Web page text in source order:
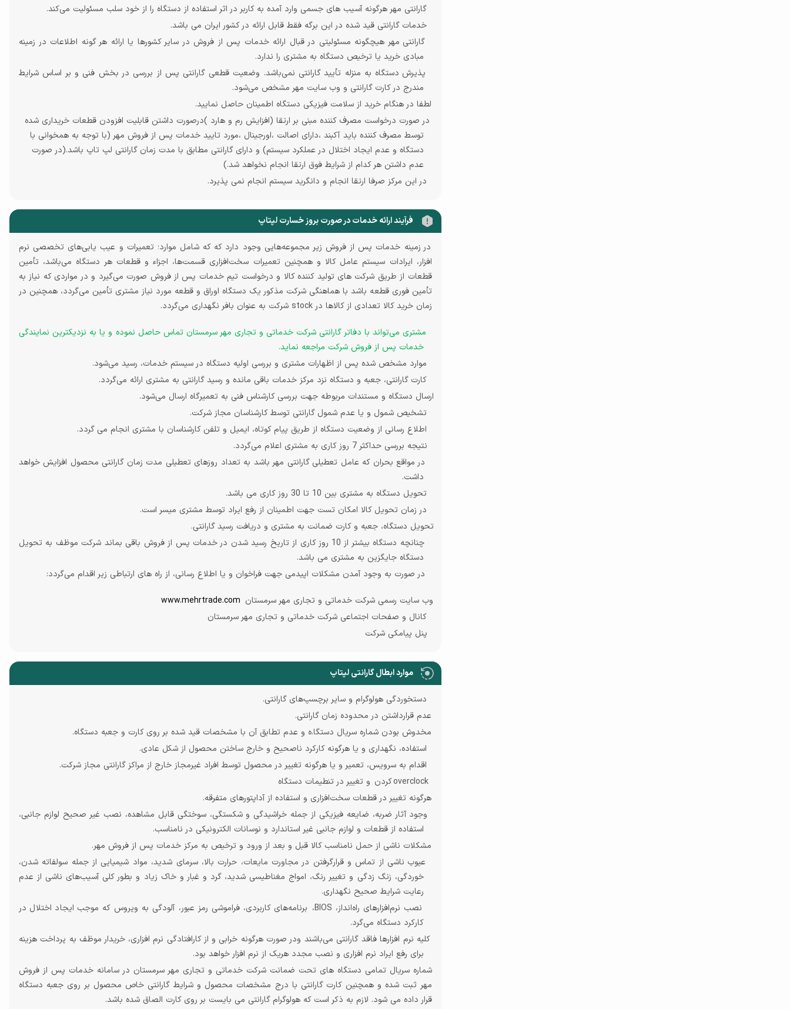
گارانتی مهر هرگونه آسیب های جسمی وارد آمده به کاربر در اثر استفاده از دستگاه را از خود سلب مسئولیت می‌کند.
خدمات گارانتی قید شده در این برگه فقط قابل ارائه در کشور ایران می باشد.
گارانتی مهر هیچگونه مسئولیتی در قبال ارائه خدمات پس از فروش در سایر کشورها یا ارائه هر گونه اطلاعات در زمینه
مبادی خرید یا ترخیص دستگاه به مشتری را ندارد.
پذیرش دستگاه به منزله تأیید گارانتی نمی‌باشد. وضعیت قطعی گارانتی پس از بررسی در بخش فنی و بر اساس شرایط
مندرج در کارت گارانتی و وب سایت مهر مشخص می‌شود.
لطفا در هنگام خرید از سلامت فیزیکی دستگاه اطمینان حاصل نمایید.
در صورت درخواست مصرف کننده مبنی بر ارتقا (افزایش رم و هارد )درصورت داشتن قابلیت افزودن قطعات خریداری شده
توسط مصرف کننده باید آکبند ،دارای اصالت ،اورجینال ،مورد تایید خدمات پس از فروش مهر (با توجه به همخوانی با
دستگاه و عدم ایجاد اختلال در عملکرد سیستم) و دارای گارانتی مطابق با مدت زمان گارانتی لپ تاپ باشد.(در صورت
عدم داشتن هر کدام از شرایط فوق ارتقا انجام نخواهد شد.)
در این مرکز صرفا ارتقا انجام و دانگرید سیستم انجام نمی پذیرد.
فرآیند ارائه خدمات در صورت بروز خسارت لپتاپ
در زمینه خدمات پس از فروش زیر مجموعه‌هایی وجود دارد که که شامل موارد؛ تعمیرات و عیب یابی‌های تخصصی نرم
افزار، ایرادات سیستم عامل کالا و همچنین تعمیرات سخت‌افزاری قسمت‌ها، اجزاء و قطعات هر دستگاه می‌باشد، تأمین
قطعات از طریق شرکت های تولید کننده کالا و درخواست تیم خدمات پس از فروش صورت می‌گیرد و در مواردی که نیاز به
تأمین فوری قطعه باشد با هماهنگی شرکت مذکور یک دستگاه اوراق و قطعه مورد نیاز مشتری تأمین می‌گردد، همچنین در
زمان خرید کالا تعدادی از کالاها درstock شرکت به عنوان بافر نگهداری می‌گردد.
مشتری می‌تواند با دفاتر گارانتی شرکت خدماتی و تجاری مهر سرمستان تماس حاصل نموده و یا به نزدیکترین نمایندگی
خدمات پس از فروش شرکت مراجعه نماید.
موارد مشخص شده پس از اظهارات مشتری و بررسی اولیه دستگاه در سیستم خدمات، رسید می‌شود.
کارت گارانتی، جعبه و دستگاه نزد مرکز خدمات باقی مانده و رسید گارانتی به مشتری ارائه می‌گردد.
ارسال دستگاه و مستندات مربوطه جهت بررسی کارشناس فنی به تعمیرگاه ارسال می‌شود.
تشخیص شمول و یا عدم شمول گارانتی توسط کارشناسان مجاز شرکت.
اطلاع رسانی از وضعیت دستگاه از طریق پیام کوتاه، ایمیل و تلفن کارشناسان با مشتری انجام می گردد.
نتیجه بررسی حداکثر 7 روز کاری به مشتری اعلام می‌گردد.
در مواقع بحران که عامل تعطیلی گارانتی مهر باشد به تعداد روزهای تعطیلی مدت زمان گارانتی محصول افزایش خواهد
داشت.
تحویل دستگاه به مشتری بین 10 تا 30 روز کاری می باشد.
در زمان تحویل کالا امکان تست جهت اطمینان از رفع ایراد توسط مشتری میسر است.
تحویل دستگاه، جعبه و کارت ضمانت به مشتری و دریافت رسید گارانتی.
چنانچه دستگاه بیشتر از 10 روز کاری از تاریخ رسید شدن در خدمات پس از فروش باقی بماند شرکت موظف به تحویل
دستگاه جایگزین به مشتری می باشد.
در صورت به وجود آمدن مشکلات اپیدمی جهت فراخوان و یا اطلاع رسانی، از راه های ارتباطی زیر اقدام می‌گردد:
وب سایت رسمی شرکت خدماتی و تجاری مهر سرمستان www.mehrtrade.com
کانال و صفحات اجتماعی شرکت خدماتی و تجاری مهر سرمستان
پنل پیامکی شرکت
موارد ابطال گارانتی لپتاپ
دستخوردگی هولوگرام و سایر برچسپ‌های گارانتی.
عدم قرارداشتن در محدوده زمان گارانتی.
مخدوش بودن شماره سریال دستگا.ه و عدم تطابق آن با مشخصات قید شده بر روی کارت و جعبه دستگاه.
استفاده، نگهداری و یا هرگونه کارکرد ناصحیح و خارج ساختن محصول از شکل عادی.
اقدام به سرویس، تعمیر و یا هرگونه تغییر در محصول توسط افراد غیرمجاز خارج از مراکز گارانتی مجاز شرکت.
overclockکردن و تغییر در تنطیمات دستگاه
هرگونه تغییر در قطعات سخت‌افزاری و استفاده از آداپتورهای متفرقه.
وجود آثار ضربه، ضایعه فیزیکی از جمله خراشیدگی و شکستگی، سوختگی قابل مشاهده، نصب غیر صحیح لوازم جانبی،
استفاده از قطعات و لوازم جانبی غیر استاندارد و نوسانات الکترونیکی در نامناسب.
مشکلات ناشی از حمل نامناسب کالا قبل و بعد از ورود و ترخیص به مرکز خدمات پس از فروش مهر.
عیوب ناشی از تماس و قرارگرفتن در مجاورت مایعات، حرارت بالا، سرمای شدید، مواد شیمیایی از جمله سولفاته شدن،
خوردگی، زنگ زدگی و تغییر رنگ، امواج مغناطیسی شدید، گرد و غبار و خاک زیاد و بطور کلی آسیب‌های ناشی از عدم
رعایت شرایط صحیح نگهداری.
نصب نرم‌افزارهای راه‌انداز، BIOS، برنامه‌های کاربردی،فراموشی رمز عبور، آلودگی به ویروس که موجب ایجاد اختلال در
کارکرد دستگاه می‌گرد.
کلیه نرم افزارها فاقدگارانتی می‌باشند ودر صورت هرگونه خرابی و از کارافتادگی نرم افزاری، خریدار موظف به پرداخت هزینه
برای رفع ایراد نرم افزاری و نصب مجدد هریک از نرم افزار خواهد بود.
شماره سریال تمامی دستگاه های تحت ضمانت شرکت خدماتی و تجاری مهر سرمستان در سامانه خدمات پس از فروش
مهر ثبت شده و همچنین کارت گارانتی با درج مشخصات محصول و شرایط گارانتی خاص محصول بر روی جعبه دستگاه
قرار داده می شود. لازم به ذکر است که هولوگرام گارانتی می بایست بر روی کارت الصاق شده باشد.